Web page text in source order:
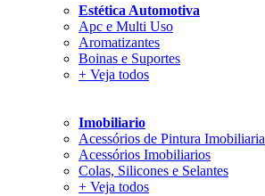
Estética Automotiva
Apc e Multi Uso
Aromatizantes
Boinas e Suportes
+ Veja todos
Imobiliario
Acessórios de Pintura Imobiliaria
Acessórios Imobiliarios
Colas, Silicones e Selantes
+ Veja todos